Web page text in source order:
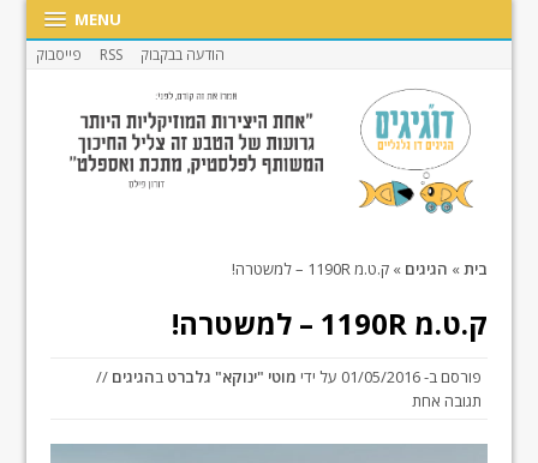
MENU
הודעה בבקבוק RSS פייסבוק
בית » הגיגים » ק.ט.מ 1190R – למשטרה!
ק.ט.מ 1190R – למשטרה!
פורסם ב-01/05/2016 על ידי מוטי "ינוקא" גלברט בהגיגים //
תגובה אחת